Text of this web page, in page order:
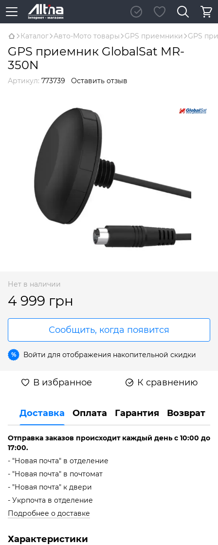
Каталог Авто-Мото товары GPS приемники GPS
GPS приемник GlobalSat MR-
350N
Артикул: 773739 Оставить отзыв
Нет в наличии
4 999 грн
Сообщить, когда появится
% Войти для отображения накопительной скидки
В избранное К сравнению
Доставка Оплата Гарантия Возврат
Отправка заказов происходит каждый день с 10:00 до
17:00.
- "Новая почта" в отделение
- "Новая почта" в почтомат
- "Новая почта" к двери
- Укрпочта в отделение
Подробнее о доставке
Характеристики